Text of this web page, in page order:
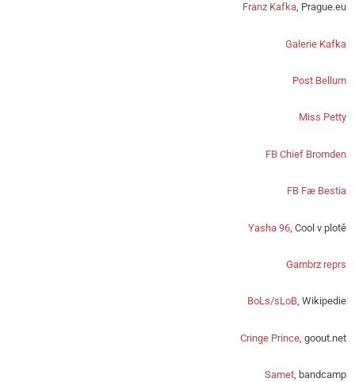
Franz Kafka, Prague.eu
Galerie Kafka
Post Bellum
Miss Petty
FB Chief Bromden
FB Fæ Bestia
Yasha 96 , Cool v plotě
Gambrz reprs
BoLs/sLoB, Wikipedie
Cringe Prince , goout.net
Samet, bandcamp